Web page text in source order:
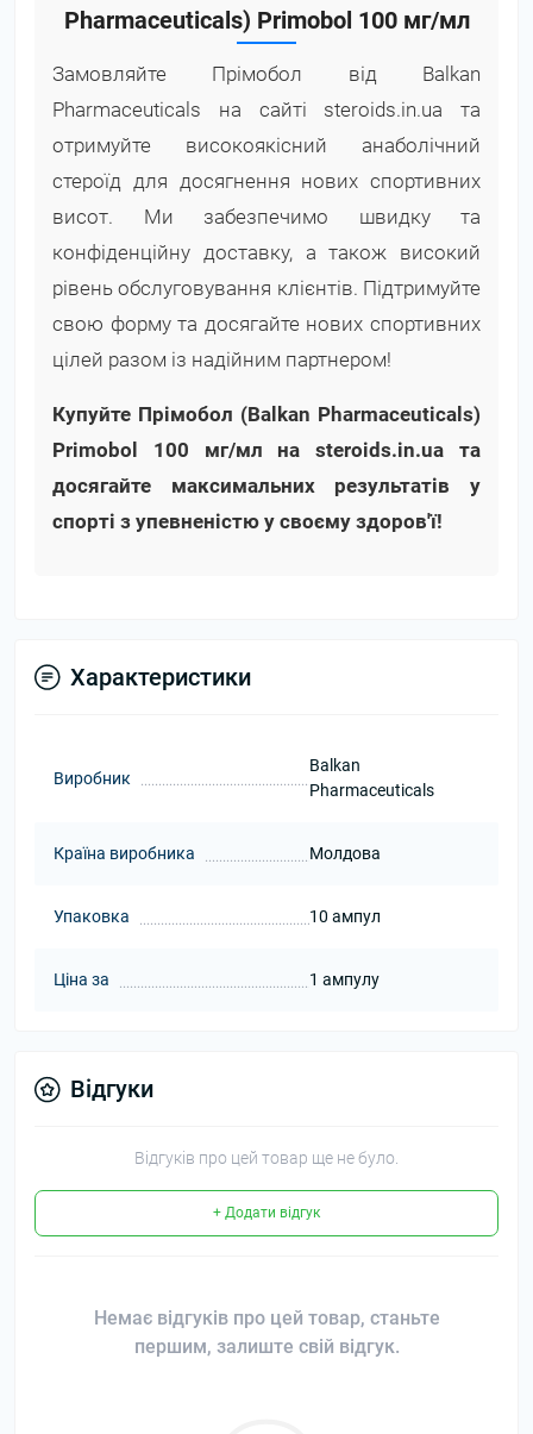
Pharmaceuticals) Primobol 100 мг/мл
Замовляйте Прімобол від Balkan
Pharmaceuticals на сайті steroids.in.ua та
отримуйте високоякісний анаболічний
стероїд для досягнення нових спортивних
висот. Ми забезпечимо швидку та
конфіденційну доставку, а також високий
рівень обслуговування клієнтів. Підтримуйте
свою форму та досягайте нових спортивних
цілей разом із надійним партнером!
Купуйте Прімобол (Balkan Pharmaceuticals)
Primobol 100 мг/мл на steroids.in.ua та
досягайте максимальних результатів у
спорті з упевненістю у своєму здоров'ї!
Характеристики
Виробник
Balkan
Pharmaceuticals
Країна виробника Молдова
Упаковка 10 ампул
Ціна за 1 ампулу
Відгуки
Відгуків про цей товар ще не було.
+ Додати відгук
Немає відгуків про цей товар, станьте
першим, залиште свій відгук.